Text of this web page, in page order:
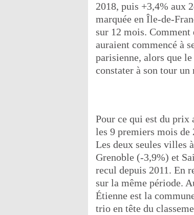
2018, puis +3,4% aux
marquée en Île-de-
sur 12 mois.
auraient commencé à
parisienne, alors que
constater à son tour
Pour ce qui est du prix
les 9 premiers mois de
Les deux seules villes
Grenoble (-3,9%) et
recul depuis 2011. En
sur la même période.
Étienne est la
trio en tête du